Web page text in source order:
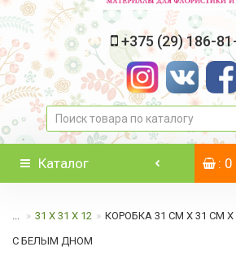
+375 (29) 186-
Каталог : 0
... 31 Х 31 Х 12 КОРОБКА 31 СМ Х 31 СМ
C БЕЛЫМ ДНОМ